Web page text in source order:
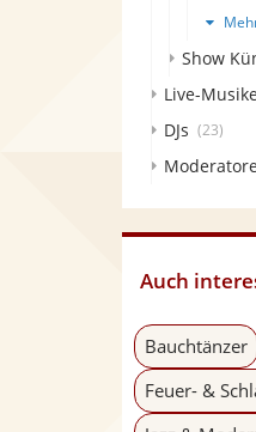
Show
Live-
DJs (23)
Auch
Bauchtänzer
Feuer- &